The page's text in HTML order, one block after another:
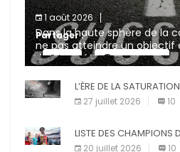
1 août 2026
Dans la haute sphère de la
ne pas atteindre un objectif
d’incompétence et une
diverses (avertissement, […]
Partager :
X Facebook
E-mail Imprimer
L’ÈRE DE LA SATURATION
27 juillet 2026 10
LISTE DES CHAMPIONS
20 juillet 2026 10